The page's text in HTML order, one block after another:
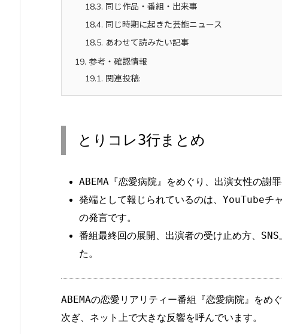
18.3. 同じ作品・番組・出来事
18.4. 同じ時期に起きた芸能ニュース
18.5. あわせて読みたい記事
19. 参考・確認情報
19.1. 関連投稿:
とりコレ3行まとめ
ABEMA『恋愛病院』をめぐり、出演女性の謝
発端として報じられているのは、YouTubeチ
の発言です。
番組最終回の展開、出演者の受け止め方、
た。
ABEMAの恋愛リアリティー番組『恋愛病院』をめ
次ぎ、ネット上で大きな反響を呼んでいます。